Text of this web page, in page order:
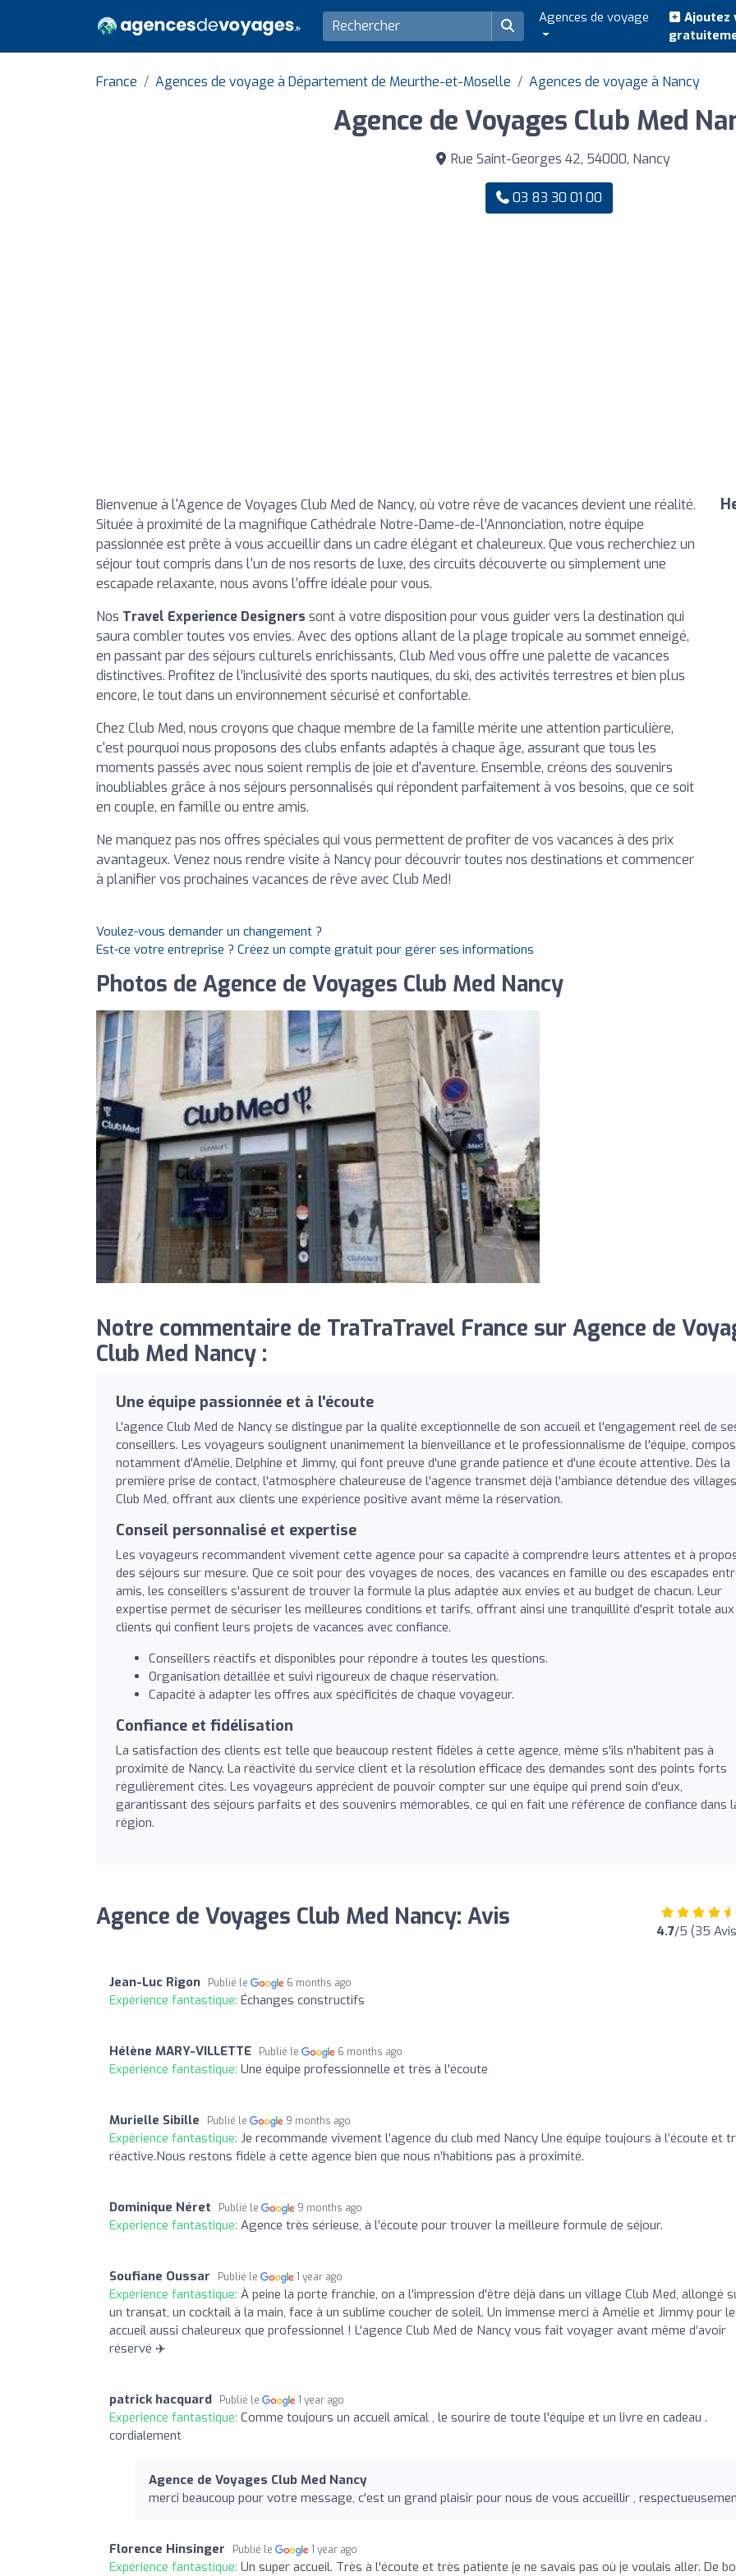
Agences de voyage
Ajoutez
France Agences de voyage à Département de Meurthe-et-Moselle Agences de voyage à Nancy
Agence de Voyages Club Med
Rue Saint-Georges 42, 54000, Nancy
03 83 30 01 00
Bienvenue à l'Agence de Voyages Club Med de Nancy, où votre rêve de vacances devient une réalité.
Située à proximité de la magnifique Cathédrale Notre-Dame-de-l’Annonciation, notre équipe
passionnée est prête à vous accueillir dans un cadre élégant et chaleureux. Que vous recherchiez un
séjour tout compris dans l'un de nos resorts de luxe, des circuits découverte ou simplement une
escapade relaxante, nous avons l’offre idéale pour vous.
Nos Travel Experience Designers sont à votre disposition pour vous guider vers la destination qui
saura combler toutes vos envies. Avec des options allant de la plage tropicale au sommet enneigé,
en passant par des séjours culturels enrichissants, Club Med vous offre une palette de vacances
distinctives. Profitez de l’inclusivité des sports nautiques, du ski, des activités terrestres et bien plus
encore, le tout dans un environnement sécurisé et confortable.
Chez Club Med, nous croyons que chaque membre de la famille mérite une attention particulière,
c'est pourquoi nous proposons des clubs enfants adaptés à chaque âge, assurant que tous les
moments passés avec nous soient remplis de joie et d'aventure. Ensemble, créons des souvenirs
inoubliables grâce à nos séjours personnalisés qui répondent parfaitement à vos besoins, que ce soit
en couple, en famille ou entre amis.
Ne manquez pas nos offres spéciales qui vous permettent de profiter de vos vacances à des prix
avantageux. Venez nous rendre visite à Nancy pour découvrir toutes nos destinations et commencer
à planifier vos prochaines vacances de rêve avec Club Med!
Voulez-vous demander un changement ?
Est-ce votre entreprise ? Créez un compte gratuit pour gérer ses informations
Photos de Agence de Voyages Club Med Nancy
Notre commentaire de TraTraTravel France sur Agence de
Club Med Nancy :
Une équipe passionnée et à l'écoute
L'agence Club Med de Nancy se distingue par la qualité exceptionnelle de son accueil et l'engagement réel de
conseillers. Les voyageurs soulignent unanimement la bienveillance et le professionnalisme de l'équipe,
notamment d'Amélie, Delphine et Jimmy, qui font preuve d'une grande patience et d'une écoute attentive. Dès la
première prise de contact, l'atmosphère chaleureuse de l'agence transmet déjà l'ambiance détendue des villages
Club Med, offrant aux clients une expérience positive avant même la réservation.
Conseil personnalisé et expertise
Les voyageurs recommandent vivement cette agence pour sa capacité à comprendre leurs attentes et à
des séjours sur mesure. Que ce soit pour des voyages de noces, des vacances en famille ou des escapades
amis, les conseillers s'assurent de trouver la formule la plus adaptée aux envies et au budget de chacun. Leur
expertise permet de sécuriser les meilleures conditions et tarifs, offrant ainsi une tranquillité d'esprit totale aux
clients qui confient leurs projets de vacances avec confiance.
Conseillers réactifs et disponibles pour répondre à toutes les questions.
Organisation détaillée et suivi rigoureux de chaque réservation.
Capacité à adapter les offres aux spécificités de chaque voyageur.
Confiance et fidélisation
La satisfaction des clients est telle que beaucoup restent fidèles à cette agence, même s'ils n'habitent pas à
proximité de Nancy. La réactivité du service client et la résolution efficace des demandes sont des points forts
régulièrement cités. Les voyageurs apprécient de pouvoir compter sur une équipe qui prend soin d'eux,
garantissant des séjours parfaits et des souvenirs mémorables, ce qui en fait une référence de confiance dans
région.
Agence de Voyages Club Med Nancy: Avis 4.7/5 (35
Jean-Luc Rigon Publié le 6 months ago
Expérience fantastique: Échanges constructifs
Hélène MARY-VILLETTE Publié le 6 months ago
Expérience fantastique: Une équipe professionnelle et très à l'écoute
Murielle Sibille Publié le 9 months ago
Expérience fantastique: Je recommande vivement l’agence du club med Nancy Une équipe toujours à l’écoute et
réactive.Nous restons fidèle à cette agence bien que nous n’habitions pas à proximité.
Dominique Néret Publié le 9 months ago
Expérience fantastique: Agence très sérieuse, à l’écoute pour trouver la meilleure formule de séjour.
Soufiane Oussar Publié le 1 year ago
Expérience fantastique: À peine la porte franchie, on a l'impression d'être déjà dans un village Club Med, allongé
un transat, un cocktail à la main, face à un sublime coucher de soleil. Un immense merci à Amélie et Jimmy pour
accueil aussi chaleureux que professionnel ! L'agence Club Med de Nancy vous fait voyager avant même d’avoir
réservé ✈️
patrick hacquard Publié le 1 year ago
Expérience fantastique: Comme toujours un accueil amical , le sourire de toute l'équipe et un livre en cadeau .
cordialement
Agence de Voyages Club Med Nancy
merci beaucoup pour votre message, c'est un grand plaisir pour nous de vous accueillir ,
Florence Hinsinger Publié le 1 year ago
Expérience fantastique: Un super accueil. Très à l'écoute et très patiente je ne savais pas où je voulais aller. De